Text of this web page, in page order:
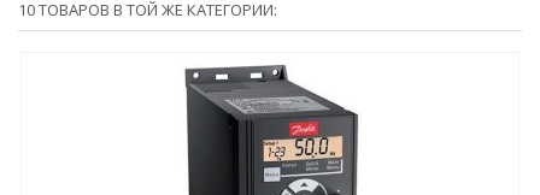
10 ТОВАРОВ В ТОЙ ЖЕ КАТЕГОРИИ: